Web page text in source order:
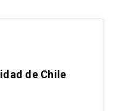
de Chile